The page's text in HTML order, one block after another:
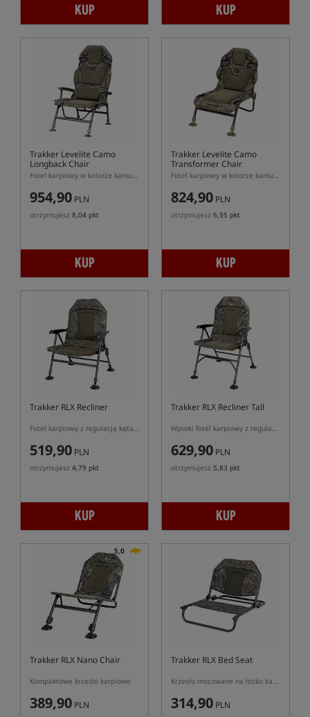
KUP KUP
Trakker Levelite Camo
Longback Chair
Fotel karpiowy w kolorze kamuflażu
954,90 PLN
otrzymujesz 8,04 pkt
KUP
Trakker Levelite Camo
Transformer Chair
Fotel karpiowy w kolorze kamuflażu z możliwością montażu na ramie łóżka
824,90 PLN
otrzymujesz 6,95 pkt
KUP
Trakker RLX Recliner
Fotel karpiowy z regulacją kąta oparcia
519,90 PLN
otrzymujesz 4,79 pkt
KUP
Trakker RLX Recliner Tall
Wysoki fotel karpiowy z regulacją kąta oparcia
629,90 PLN
otrzymujesz 5,83 pkt
KUP
5,0
Trakker RLX Nano Chair
Kompaktowe krzesło karpiowe
389,90 PLN
Trakker RLX Bed Seat
Krzesło mocowane na łóżko karpiowe
314,90 PLN